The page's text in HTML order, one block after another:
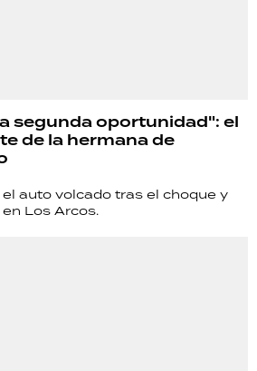
segunda oportunidad": el
de la hermana de
auto volcado tras el choque y
Los Arcos.